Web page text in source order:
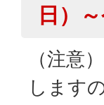
日）
（注意
します